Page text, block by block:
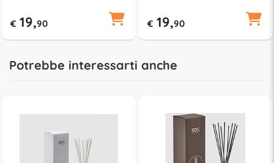
€ 19,90 € 19,90
Potrebbe interessarti anche